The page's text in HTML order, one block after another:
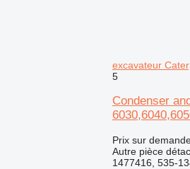
excavateur
5
Condenser
Prix sur
Autre pièce
1477416, 535-